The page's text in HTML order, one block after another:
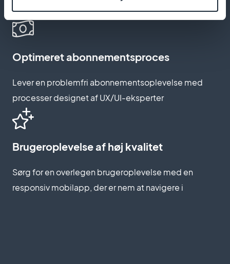
og tiltrækker flere abonnenter
Optimeret abonnementsproces
Lever en problemfri abonnementsoplevelse med
processer designet af UX/UI-eksperter
Brugeroplevelse af høj kvalitet
Sørg for en overlegen brugeroplevelse med en
responsiv mobilapp, der er nem at navigere i